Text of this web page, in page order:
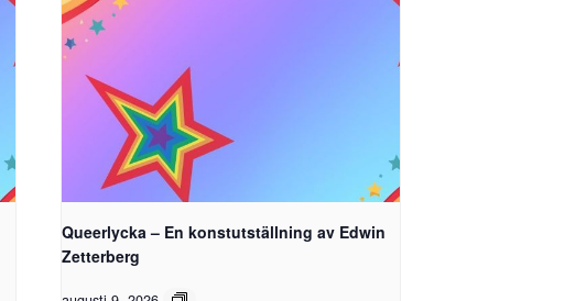
Queerlycka – En konstutställning av Edwin
Zetterberg